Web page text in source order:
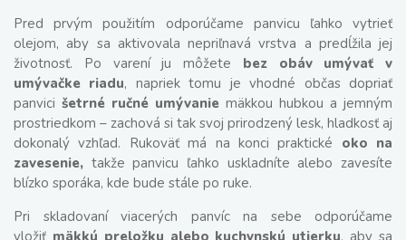
Pred prvým použitím odporúčame panvicu ľahko vytrieť
olejom, aby sa aktivovala nepriľnavá vrstva a predĺžila jej
životnosť. Po varení ju môžete
bez obáv umývať v
umývačke riadu, napriek tomu je vhodné občas dopriať
panvici šetrné ručné umývanie mäkkou hubkou a jemným
prostriedkom – zachová si tak svoj prirodzený lesk, hladkosť aj
dokonalý vzhľad. Rukoväť má na konci praktické oko na
zavesenie, takže panvicu ľahko uskladníte alebo zavesíte
blízko sporáka, kde bude stále po ruke.
Pri skladovaní viacerých panvíc na sebe odporúčame
vložiť mäkkú preložku alebo kuchynskú utierku, aby sa